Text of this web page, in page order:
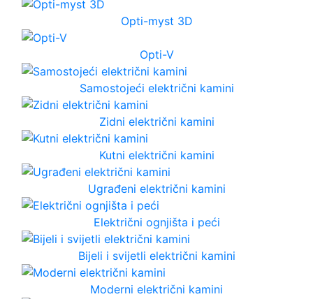
Opti-myst 3D
Opti-V
Samostojeći električni kamini
Zidni električni kamini
Kutni električni kamini
Ugrađeni električni kamini
Električni ognjišta i peći
Bijeli i svijetli električni kamini
Moderni električni kamini